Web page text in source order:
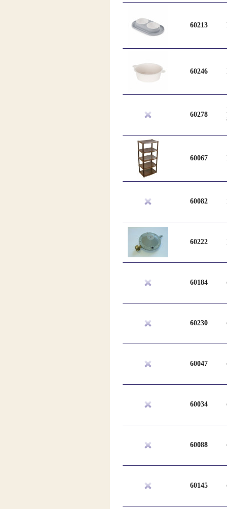
60213
60246
60278
60067
60082
60222
60184
60230
60047
60034
60088
60145